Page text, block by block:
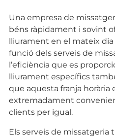
Una empresa de
béns ràpidament i sovint
lliurament en el mateix dia
funció dels serveis de
l’eficiència que es
lliurament específics
que aquesta franja horària
extremadament
clients per igual.
Els serveis de missatgeria